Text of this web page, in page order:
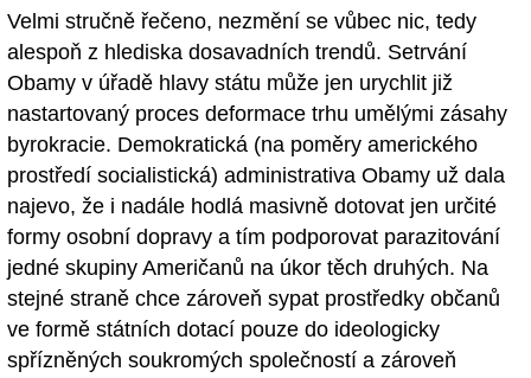
Velmi stručně řečeno, nezmění se vůbec nic, tedy
alespoň z hlediska dosavadních trendů. Setrvání
Obamy v úřadě hlavy státu může jen urychlit již
nastartovaný proces deformace trhu umělými zásahy
byrokracie. Demokratická (na poměry amerického
prostředí socialistická) administrativa Obamy už dala
najevo, že i nadále hodlá masivně dotovat jen určité
formy osobní dopravy a tím podporovat parazitování
jedné skupiny Američanů na úkor těch druhých. Na
stejné straně chce zároveň sypat prostředky občanů
ve formě státních dotací pouze do ideologicky
spřízněných soukromých společností a zároveň